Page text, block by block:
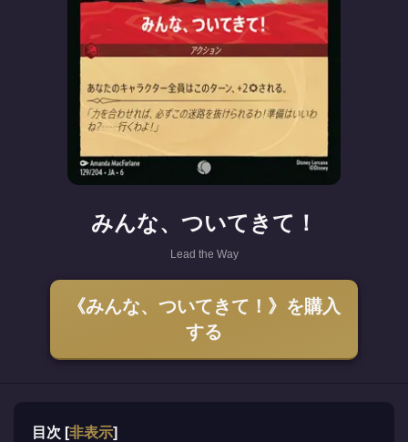
みんな、ついてきて！
Lead the Way
《みんな、ついてきて！》を購入
する
目次 [非表示]